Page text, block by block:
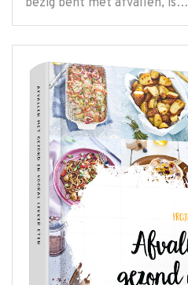
bezig bent met afvallen, is…